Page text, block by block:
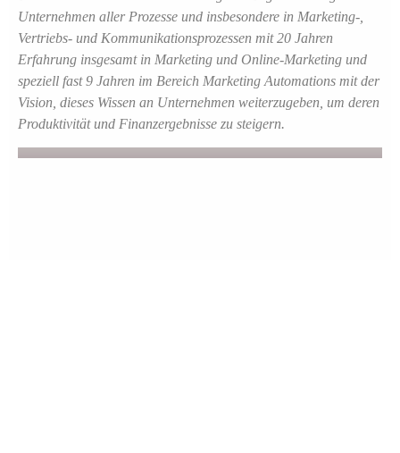
Unternehmen aller Prozesse und insbesondere in Marketing-,
Vertriebs- und Kommunikationsprozessen mit 20 Jahren
Erfahrung insgesamt in Marketing und Online-Marketing und
speziell fast 9 Jahren im Bereich Marketing Automations mit der
Vision, dieses Wissen an Unternehmen weiterzugeben, um deren
Produktivität und Finanzergebnisse zu steigern.